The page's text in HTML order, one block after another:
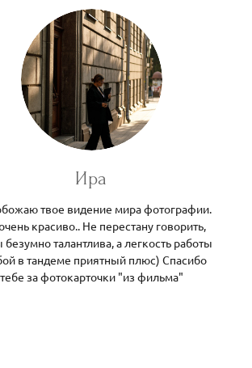
Ира
твое видение мира фотографии.
красиво.. Не перестану говорить,
безумно талантлива, а легкость работы
в тандеме приятный плюс) Спасибо
тебе за фотокарточки "из фильма"